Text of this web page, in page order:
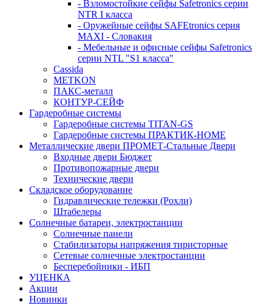
- Взломостойкие сейфы Safetronics серии
NTR I класса
- Оружейные сейфы SAFEtronics серия
MAXI - Словакия
- Мебельные и офисные сейфы Safetronics
серии NTL "S1 класса"
Cassida
METKON
ПАКС-металл
КОНТУР-СЕЙФ
Гардеробные системы
Гардеробные системы TITAN-GS
Гардеробные системы ПРАКТИК-HOME
Металлические двери ПРОМЕТ-Стальные Двери
Входные двери Бюджет
Противопожарные двери
Технические двери
Складское оборудование
Гидравлические тележки (Рохли)
Штабелеры
Солнечные батареи, электростанции
Солнечные панели
Стабилизаторы напряжения тиристорные
Сетевые солнечные электростанции
Бесперебойники - ИБП
УЦЕНКА
Акции
Новинки